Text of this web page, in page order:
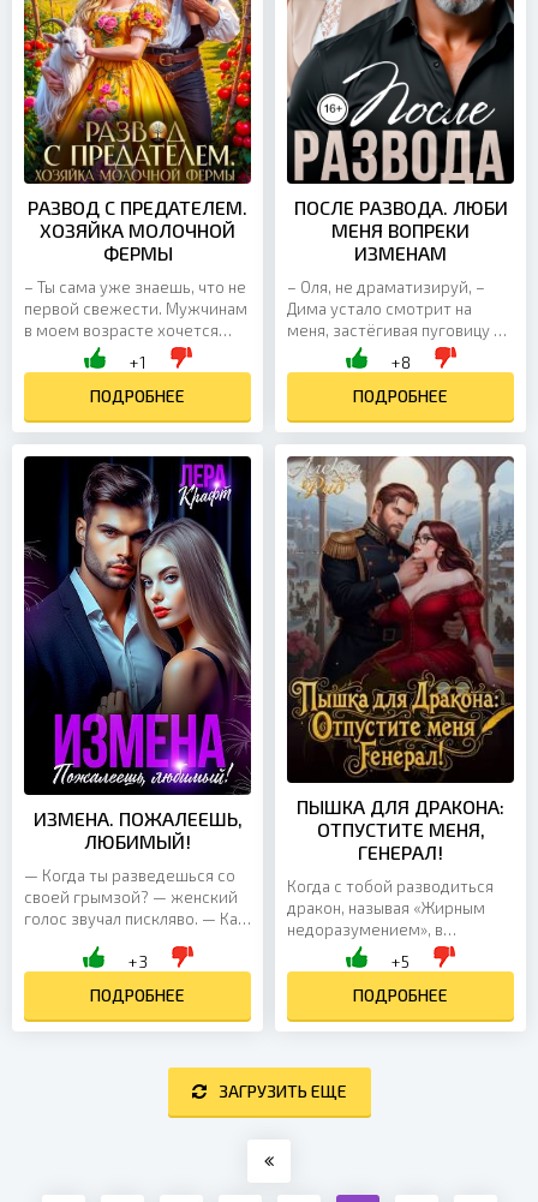
РАЗВОД С ПРЕДАТЕЛЕМ.
ХОЗЯЙКА МОЛОЧНОЙ
ФЕРМЫ
– Ты сама уже знаешь, что не
первой свежести. Мужчинам
в моем возрасте хочется
видеть рядом с собой
молодую красивую девушку,
– говорит муж, которого...
+1
ПОДРОБНЕЕ
ПОСЛЕ РАЗВОДА. ЛЮБИ
МЕНЯ ВОПРЕКИ
ИЗМЕНАМ
– Оля, не драматизируй, –
Дима устало смотрит на
меня, застёгивая пуговицу на
рубашке. – Ты жена, но давно
уже не… муза. В телефоне
всё ещё открыт...
+8
ПОДРОБНЕЕ
ИЗМЕНА. ПОЖАЛЕЕШЬ,
ЛЮБИМЫЙ!
— Когда ты разведешься со
своей грымзой? — женский
голос звучал пискляво. — Как
получим наследство. —
+3
ПОДРОБНЕЕ
ПЫШКА ДЛЯ ДРАКОНА:
ОТПУСТИТЕ МЕНЯ,
ГЕНЕРАЛ!
Когда с тобой разводиться
дракон, называя «Жирным
недоразумением», в
открытую изменяет, есть два
варианта: впасть в
депрессию или устроиться
на...
+5
ПОДРОБНЕЕ
ЗАГРУЗИТЬ ЕЩЕ